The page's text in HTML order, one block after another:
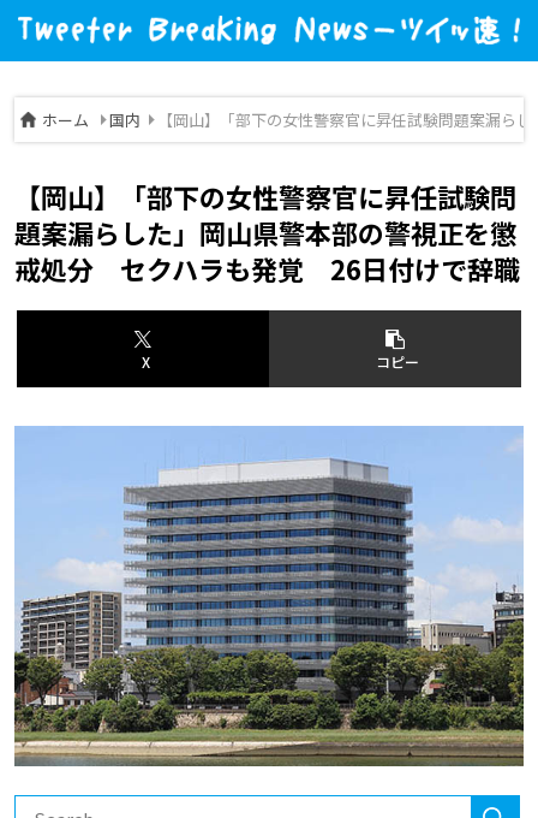
ホーム 国内 【岡山】「部下の女性警察官に昇任試験問題案漏
【岡山】「部下の女性警察官に昇任試験問
題案漏らした」岡山県警本部の警視正を懲
戒処分 セクハラも発覚 26日付けで辞職
X コピー